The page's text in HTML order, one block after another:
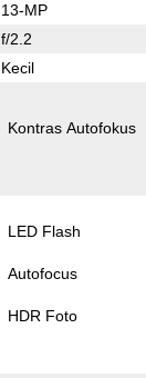
13-MP
f/2.2
Kecil
Kontras Autofokus
LED Flash
Autofocus
HDR Foto